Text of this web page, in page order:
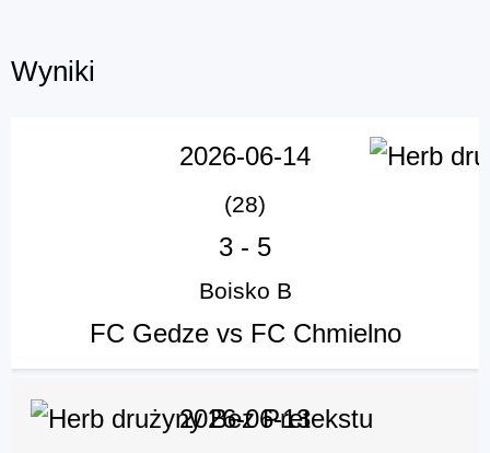
Wyniki
2026-06-14
(28)
3 - 5
Boisko B
FC Gedze vs FC Chmielno
2026-06-13